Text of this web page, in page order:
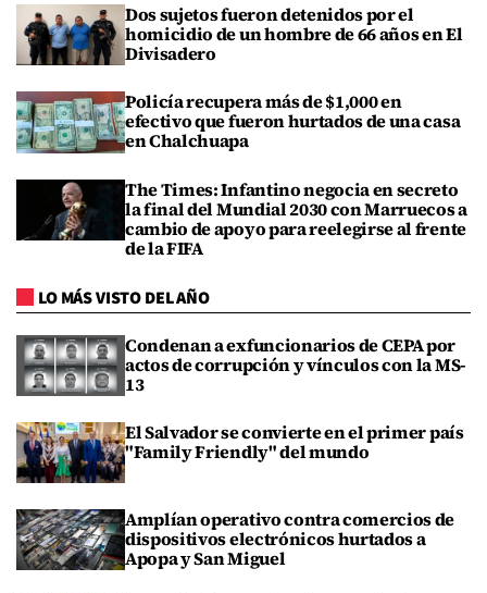
Dos sujetos fueron detenidos por el
homicidio de un hombre de 66 años en El
Divisadero
Policía recupera más de $1,000 en
efectivo que fueron hurtados de una casa
en Chalchuapa
The Times: Infantino negocia en secreto
la final del Mundial 2030 con Marruecos a
cambio de apoyo para reelegirse al frente
de la FIFA
LO MÁS VISTO DEL AÑO
Condenan a exfuncionarios de CEPA por
actos de corrupción y vínculos con la MS-
13
El Salvador se convierte en el primer país
"Family Friendly" del mundo
Amplían operativo contra comercios de
dispositivos electrónicos hurtados a
Apopa y San Miguel